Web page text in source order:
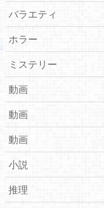
バラエティ
ホラー
ミステリー
動画
動画
動画
小説
推理